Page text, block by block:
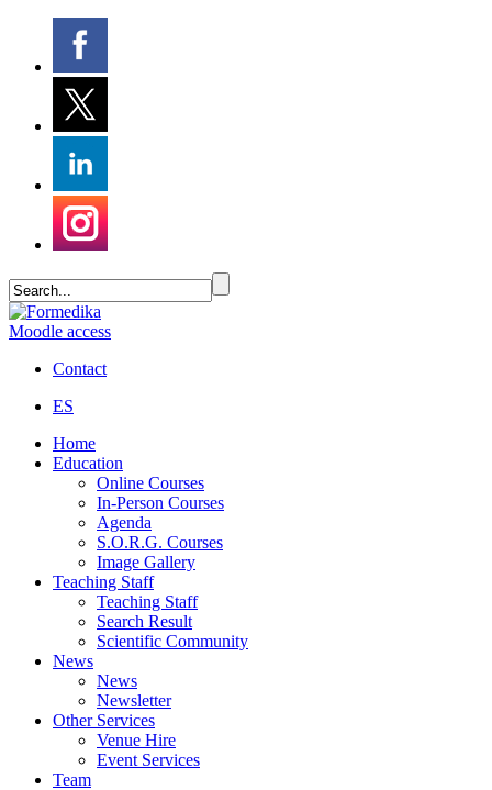
Moodle access
Contact
ES
Home
Education
Online Courses
In-Person Courses
Agenda
S.O.R.G. Courses
Image Gallery
Teaching Staff
Teaching Staff
Search Result
Scientific Community
News
News
Newsletter
Other Services
Venue Hire
Event Services
Team